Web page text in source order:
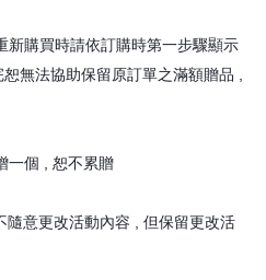
新購買時請依訂購時第一步驟顯示
無法協助保留原訂單之滿額贈品 ,
一個 , 恕不累贈
意更改活動內容 , 但保留更改活